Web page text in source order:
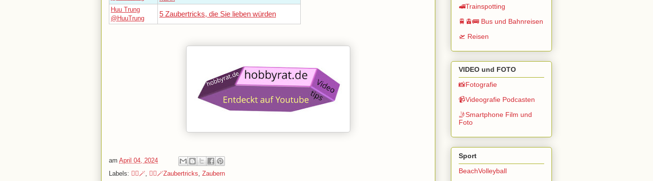
Huu Trung
@HuuTrung
5 Zaubertricks, die Sie lieben würden
am April 04, 2024
Labels: 🧙‍♂️🪄 🧙‍♂️🪄Zaubertricks Zaubern
🚅Trainspotting
🚆🚊🚌 Bus und Bahnreisen
🛫 Reisen
VIDEO und FOTO
📸Fotografie
📹Videografie Podcasten
🤳Smartphone Film und
Foto
Sport
BeachVolleyball